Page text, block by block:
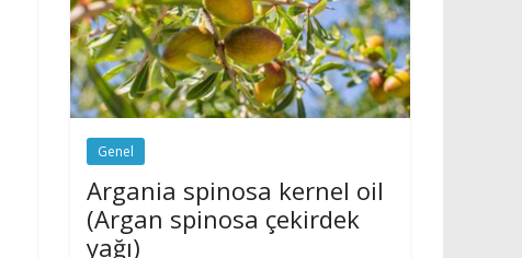
Genel
Argania spinosa kernel oil
(Argan spinosa çekirdek
yağı)